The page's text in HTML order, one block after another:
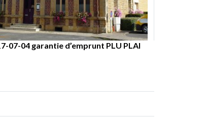
signature au Maire relative aux
07-13 subvention pour la création de logements
07-10 décision modificative 2017 n°1
de salles municipales
07-07 produits Irrécouvrables
07-04 garantie d’emprunt PLU PLAI